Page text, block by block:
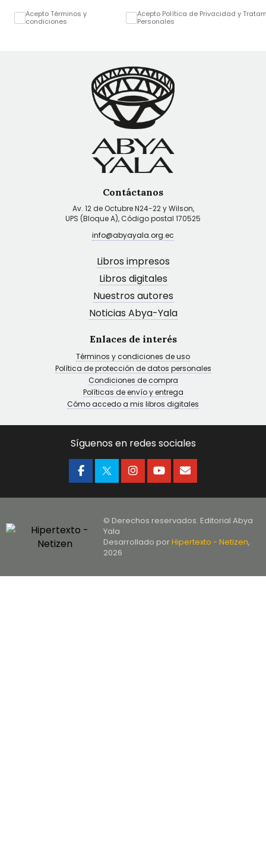
Acepto Términos y
condiciones
Acepto Política de Privacidad y
Personales
Contáctanos
Av. 12 de Octubre N24-22 y Wilson,
UPS (Bloque A), Código postal 170525
info@abyayala.org.ec
Libros impresos
Libros digitales
Nuestros autores
Noticias Abya-Yala
Enlaces de interés
Términos y condiciones de uso
Política de protección de datos personales
Condiciones de compra
Políticas de envío y entrega
Cómo accedo a mis libros digitales
Síguenos en redes sociales
© Derechos reservados. Editorial Abya
Yala
Desarrollado porHipertexto - Netizen,
2026